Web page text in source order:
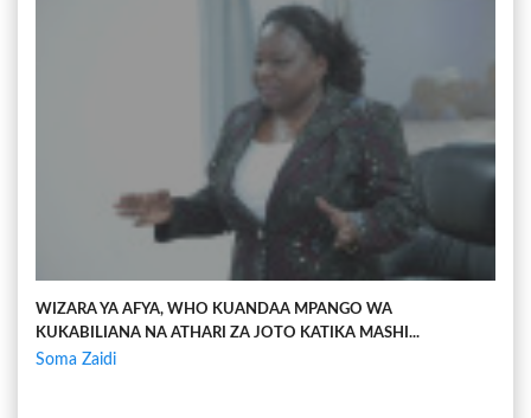
WIZARA YA AFYA, WHO KUANDAA MPANGO WA
KUKABILIANA NA ATHARI ZA JOTO KATIKA MASHI...
Soma Zaidi